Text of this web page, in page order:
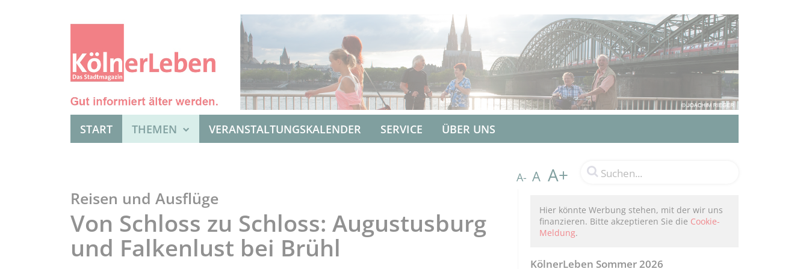
START THEMEN VERANSTALTUNGSKALENDER SERVICE ÜBER UNS
A- A A+
Reisen und Ausflüge
Von Schloss zu Schloss: Augustusburg
und Falkenlust bei Brühl
Hier könnte Werbung stehen, mit der wir uns
finanzieren. Bitte akzeptieren Sie die Cookie-
Meldung.
KölnerLeben Sommer 2026